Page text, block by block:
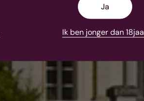
Ja
Ik ben jonger dan